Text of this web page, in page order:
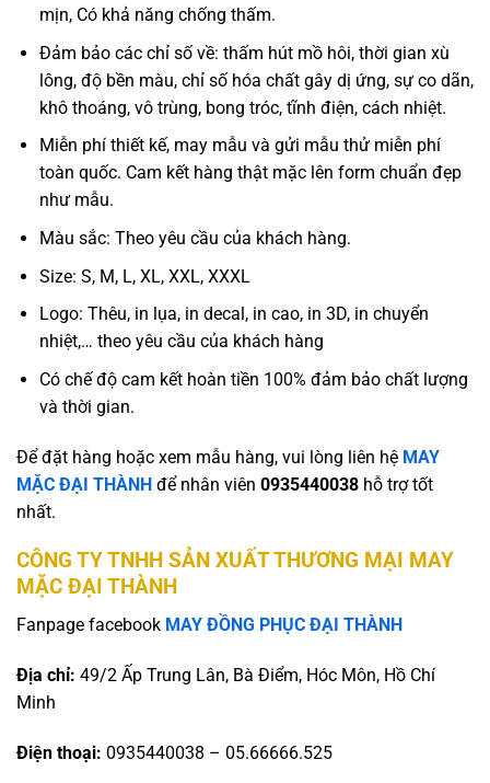
mịn, Có khả năng chống thấm.
Đảm bảo các chỉ số về: thấm hút mồ hôi, thời gian xù
lông, độ bền màu, chỉ số hóa chất gây dị ứng, sự co dãn,
khô thoáng, vô trùng, bong tróc, tĩnh điện, cách nhiệt.
Miễn phí thiết kế, may mẫu và gửi mẫu thử miễn phí
toàn quốc. Cam kết hàng thật mặc lên form chuẩn đẹp
như mẫu.
Màu sắc: Theo yêu cầu của khách hàng.
Size: S, M, L, XL, XXL, XXXL
Logo: Thêu, in lụa, in decal, in cao, in 3D, in chuyển
nhiệt,… theo yêu cầu của khách hàng
Có chế độ cam kết hoàn tiền 100% đảm bảo chất lượng
và thời gian.
Để đặt hàng hoặc xem mẫu hàng, vui lòng liên hệ MAY
MẶC ĐẠI THÀNH để nhân viên 0935440038 hỗ trợ tốt
nhất.
CÔNG TY TNHH SẢN XUẤT THƯƠNG MẠI MAY
MẶC ĐẠI THÀNH
Fanpage facebook MAY ĐỒNG PHỤC ĐẠI THÀNH
Địa chỉ: 49/2 Ấp Trung Lân, Bà Điểm, Hóc Môn, Hồ Chí
Minh
Điện thoại: 0935440038 – 05.66666.525